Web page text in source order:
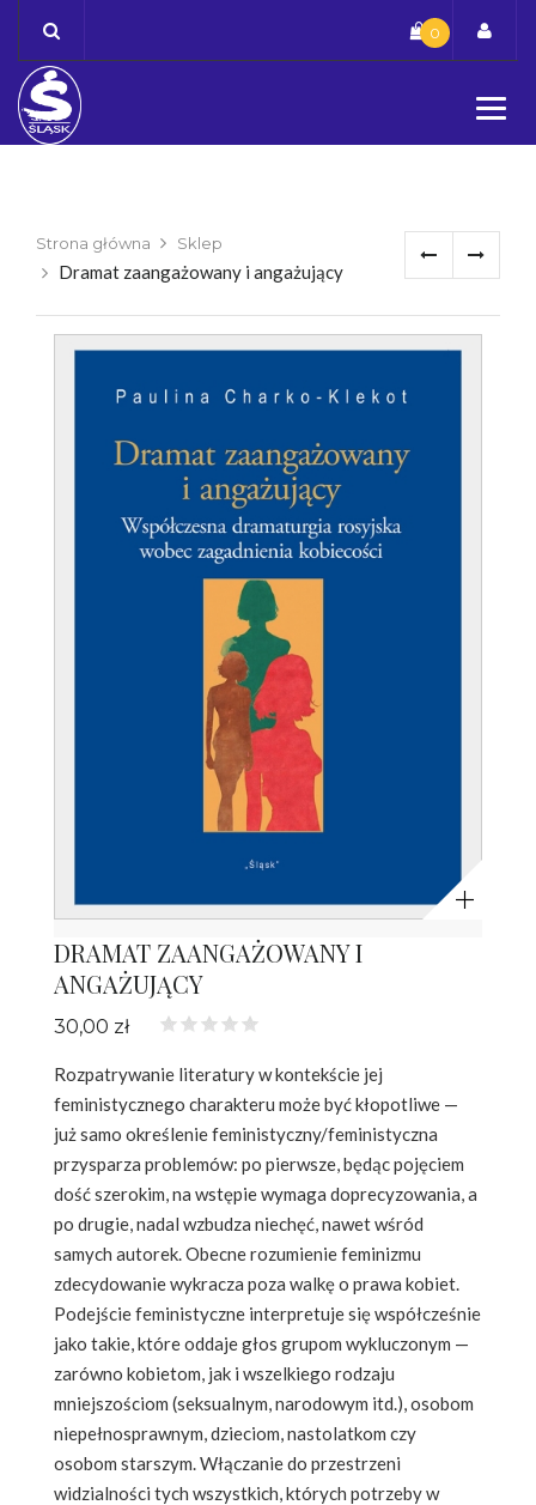
content
0
Strona główna Sklep
Dramat zaangażowany i angażujący
DRAMAT ZAANGAŻOWANY I
ANGAŻUJĄCY
30,00 zł
Rozpatrywanie literatury w kontekście jej
feministycznego charakteru może być kłopotliwe —
już samo określenie feministyczny/feministyczna
przysparza problemów: po pierwsze, będąc pojęciem
dość szerokim, na wstępie wymaga doprecyzowania, a
po drugie, nadal wzbudza niechęć, nawet wśród
samych autorek. Obecne rozumienie feminizmu
zdecydowanie wykracza poza walkę o prawa kobiet.
Podejście feministyczne interpretuje się współcześnie
jako takie, które oddaje głos grupom wykluczonym —
zarówno kobietom, jak i wszelkiego rodzaju
mniejszościom (seksualnym, narodowym itd.), osobom
niepełnosprawnym, dzieciom, nastolatkom czy
osobom starszym. Włączanie do przestrzeni
widzialności tych wszystkich, których potrzeby w